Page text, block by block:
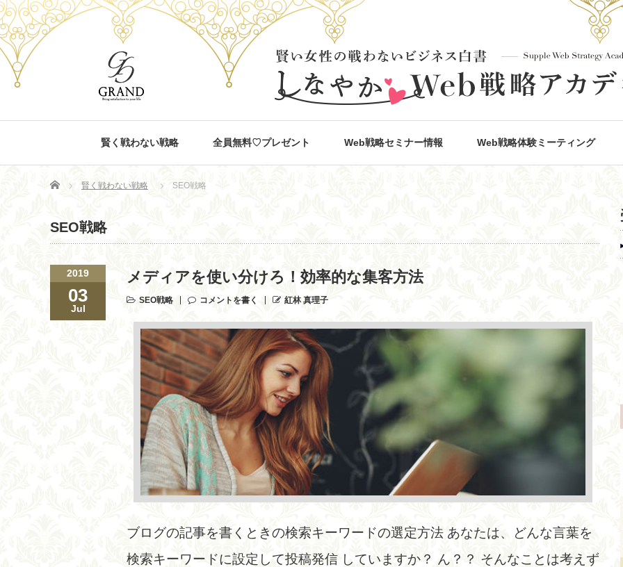
賢く戦わない戦略 全員無料♡プレゼント Web戦略セミナー情報 Web戦略体験ミーティング
Home 賢く戦わない戦略 SEO戦略
SEO戦略
2019
03
Jul
メディアを使い分けろ！効率的な集客方法
SEO戦略 コメントを書く 紅林 真理子
ブログの記事を書くときの検索キーワードの選定方法 あなたは、どんな言葉を
検索キーワードに設定して投稿発信 していますか？ ん？？ そんなことは考えず